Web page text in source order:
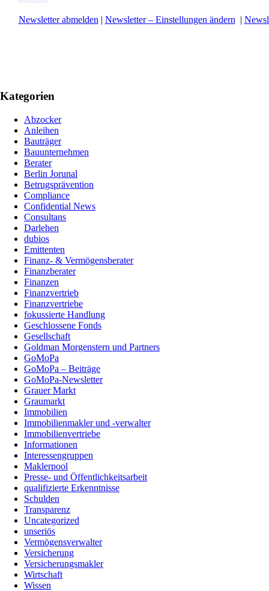
Newsletter abmelden | Newsletter – Einstellungen ändern |
Kategorien
Abzocker
Anleihen
Bauträger
Bauunternehmen
Berater
Berlin Jorunal
Betrugsprävention
Compliance
Confidential News
Consultans
Darlehen
dubios
Emittenten
Finanz- & Vermögensberater
Finanzberater
Finanzen
Finanzvertrieb
Finanzvertriebe
fokussierte Handlung
Geschlossene Fonds
Gesellschaft
Goldman Morgenstern und Partners
GoMoPa
GoMoPa – Beiträge
GoMoPa-Newsletter
Grauer Markt
Graumarkt
Immobilien
Immobilienmakler und -verwalter
Immobilienvertriebe
Informationen
Interessengruppen
Maklerpool
Presse- und Öffentlichkeitsarbeit
qualifizierte Erkenntnisse
Schulden
Transparenz
Uncategorized
unseriös
Vermögensverwalter
Versicherung
Versicherungsmakler
Wirtschaft
Wissen